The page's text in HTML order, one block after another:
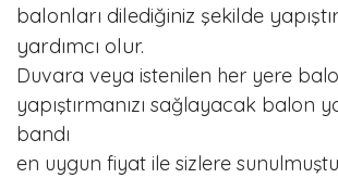
balonları dilediğiniz şekilde
yardımcı olur.
Duvara veya istenilen her yere
yapıştırmanızı sağlayacak balon
bandı
en uygun fiyat ile sizlere